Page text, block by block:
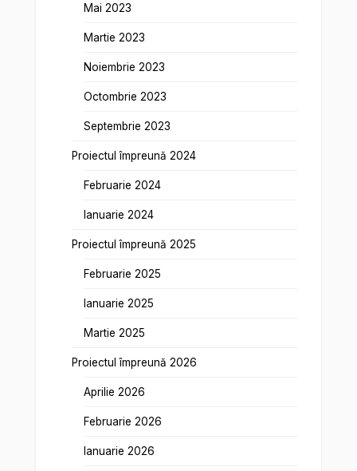
Mai 2023
Martie 2023
Noiembrie 2023
Octombrie 2023
Septembrie 2023
Proiectul împreună 2024
Februarie 2024
Ianuarie 2024
Proiectul împreună 2025
Februarie 2025
Ianuarie 2025
Martie 2025
Proiectul împreună 2026
Aprilie 2026
Februarie 2026
Ianuarie 2026